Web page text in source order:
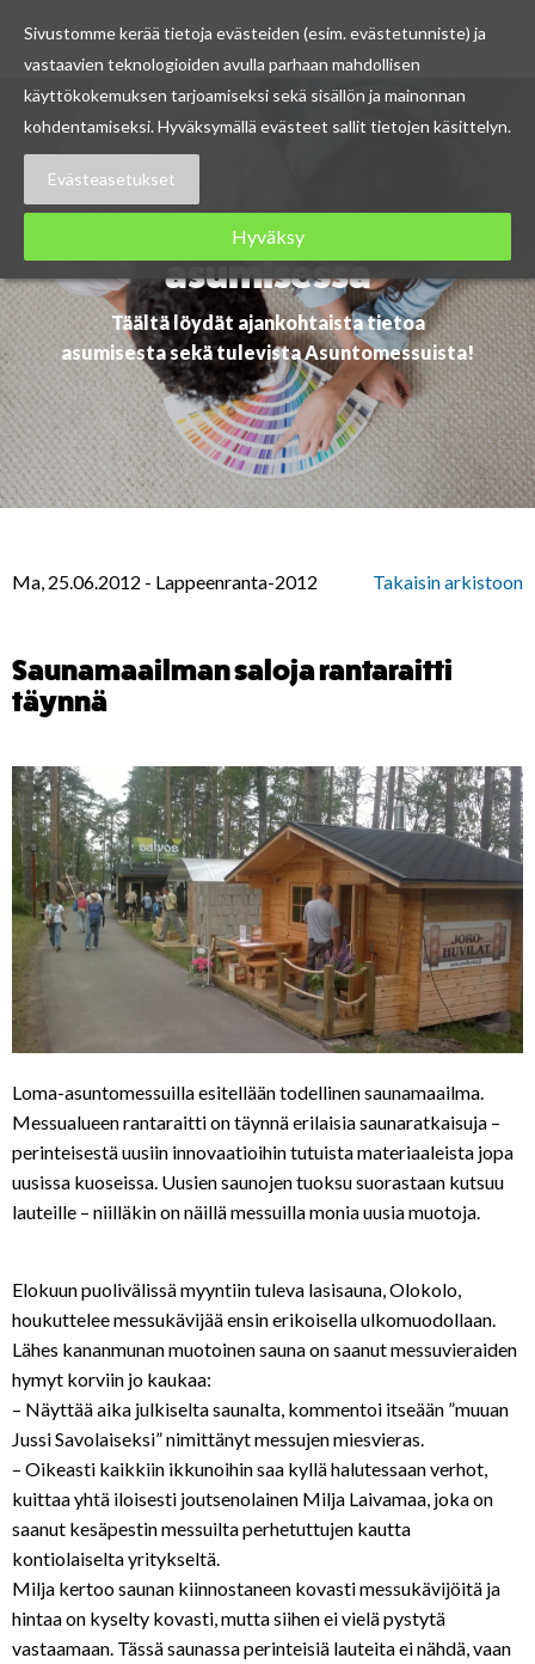
Skip
Ajankohtaista
asumisessa
Täältä löydät ajankohtaista tietoa
asumisesta sekä tulevista Asuntomessuista!
Ma, 25.06.2012 - Lappeenranta-2012 Takaisin arkistoon
Saunamaailman saloja rantaraitti
täynnä
Loma-asuntomessuilla esitellään todellinen saunamaailma.
Messualueen rantaraitti on täynnä erilaisia saunaratkaisuja –
perinteisestä uusiin innovaatioihin tutuista materiaaleista jopa
uusissa kuoseissa. Uusien saunojen tuoksu suorastaan kutsuu
lauteille – niilläkin on näillä messuilla monia uusia muotoja.
Elokuun puolivälissä myyntiin tuleva lasisauna, Olokolo,
houkuttelee messukävijää ensin erikoisella ulkomuodollaan.
Lähes kananmunan muotoinen sauna on saanut messuvieraiden
hymyt korviin jo kaukaa:
– Näyttää aika julkiselta saunalta, kommentoi itseään ”muuan
Jussi Savolaiseksi” nimittänyt messujen miesvieras.
– Oikeasti kaikkiin ikkunoihin saa kyllä halutessaan verhot,
kuittaa yhtä iloisesti joutsenolainen Milja Laivamaa, joka on
saanut kesäpestin messuilta perhetuttujen kautta
kontiolaiselta yritykseltä.
Milja kertoo saunan kiinnostaneen kovasti messukävijöitä ja
hintaa on kyselty kovasti, mutta siihen ei vielä pystytä
vastaamaan. Tässä saunassa perinteisiä lauteita ei nähdä, vaan
Sivustomme kerää tietoja evästeiden (esim. evästetunniste) ja
vastaavien teknologioiden avulla parhaan mahdollisen
käyttökokemuksen tarjoamiseksi sekä sisällön ja mainonnan
kohdentamiseksi. Hyväksymällä evästeet sallit tietojen käsittelyn.
Evästeasetukset
Hyväksy